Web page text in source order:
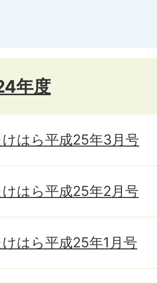
年度
はら平成25年3月号
はら平成25年2月号
はら平成25年1月号